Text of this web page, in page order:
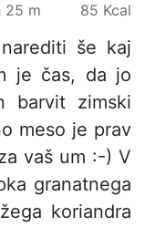
25 m 85 Kcal
še kaj
je čas, da jo
barvit zimski
meso je prav
vaš um :-) V
granatnega
koriandra